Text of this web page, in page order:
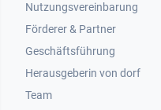
Nutzungsvereinbarung
Footer 2
Förderer & Partner
Geschäftsführung
Herausgeberin von dorf
Team